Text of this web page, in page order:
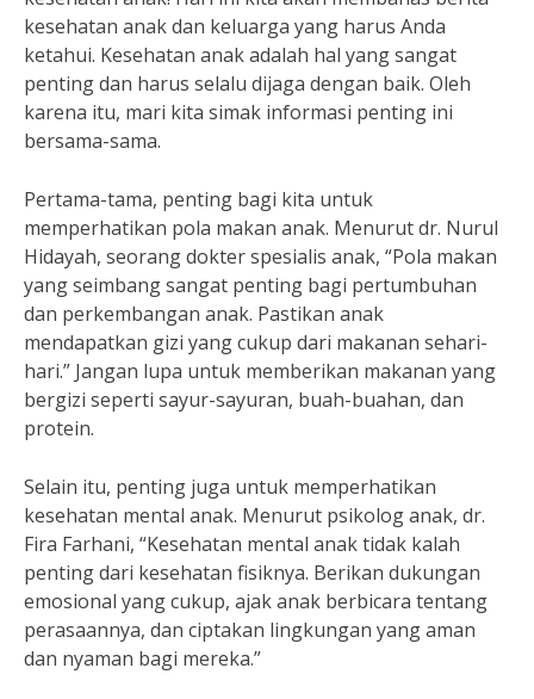
kesehatan anak dan keluarga yang harus Anda
ketahui. Kesehatan anak adalah hal yang sangat
penting dan harus selalu dijaga dengan baik. Oleh
karena itu, mari kita simak informasi penting ini
bersama-sama.
Pertama-tama, penting bagi kita untuk
memperhatikan pola makan anak. Menurut dr. Nurul
Hidayah, seorang dokter spesialis anak, “Pola makan
yang seimbang sangat penting bagi pertumbuhan
dan perkembangan anak. Pastikan anak
mendapatkan gizi yang cukup dari makanan sehari-
hari.” Jangan lupa untuk memberikan makanan yang
bergizi seperti sayur-sayuran, buah-buahan, dan
protein.
Selain itu, penting juga untuk memperhatikan
kesehatan mental anak. Menurut psikolog anak, dr.
Fira Farhani, “Kesehatan mental anak tidak kalah
penting dari kesehatan fisiknya. Berikan dukungan
emosional yang cukup, ajak anak berbicara tentang
perasaannya, dan ciptakan lingkungan yang aman
dan nyaman bagi mereka.”